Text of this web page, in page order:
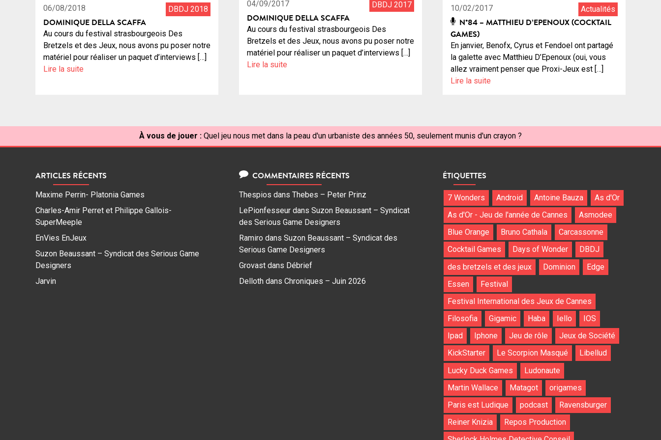
06/08/2018 DBDJ 2018
DOMINIQUE DELLA SCAFFA
Au cours du festival strasbourgeois Des
Bretzels et des Jeux, nous avons pu poser notre
matériel pour réaliser un paquet d’interviews […]
Lire la suite
04/09/2017 DBDJ 2017
DOMINIQUE DELLA SCAFFA
Au cours du festival strasbourgeois Des
Bretzels et des Jeux, nous avons pu poser notre
matériel pour réaliser un paquet d’interviews […]
Lire la suite
10/02/2017 Actualités
N°84 – MATTHIEU D’EPENOUX (COCKTAIL
GAMES)
En janvier, Benofx, Cyrus et Fendoel ont partagé
la galette avec Matthieu D’Epenoux (oui, vous
allez vraiment penser que Proxi-Jeux est […]
Lire la suite
À vous de jouer : Quel jeu nous met dans la peau d'un urbaniste des années 50, seulement munis d'un crayon ?
ARTICLES RÉCENTS
Maxime Perrin- Platonia Games
Charles-Amir Perret et Philippe Gallois-
SuperMeeple
EnVies EnJeux
Suzon Beaussant – Syndicat des Serious Game
Designers
Jarvin
COMMENTAIRES RÉCENTS
Thespios dans Thebes – Peter Prinz
LePionfesseur dans Suzon Beaussant – Syndicat
des Serious Game Designers
Ramiro dans Suzon Beaussant – Syndicat des
Serious Game Designers
Grovast dans Débrief
Delloth dans Chroniques – Juin 2026
ÉTIQUETTES
7 Wonders Android Antoine Bauza
As d'Or
As d'Or - Jeu de l'année de Cannes
Asmodee
Blue Orange
Bruno Cathala
Carcassonne
Cocktail Games
Days of Wonder
DBDJ
des bretzels et des jeux
Dominion
Edge
Essen
Festival
Festival International des Jeux de Cannes
Filosofia
Gigamic Haba Iello
IOS
Ipad
Iphone Jeu de rôle
Jeux de Société
KickStarter
Le Scorpion Masqué
Libellud
Lucky Duck Games
Ludonaute
Martin Wallace
Matagot
origames
Paris est Ludique
podcast
Ravensburger
Reiner Knizia
Repos Production